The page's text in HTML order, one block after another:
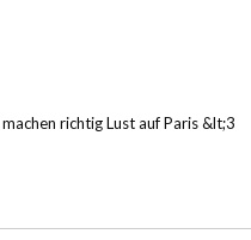
richtig Lust auf Paris &lt;3